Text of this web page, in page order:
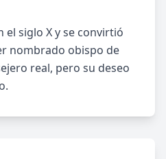
el siglo X y se convirtió
nombrado obispo de
real, pero su deseo